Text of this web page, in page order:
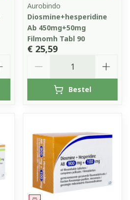
Aurobindo
Diosmine+hesperidine
Ab 450mg+50mg
Filmomh Tabl 90
€ 25,59
Bestel